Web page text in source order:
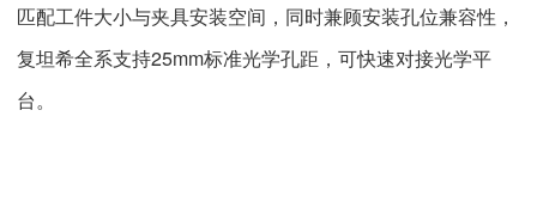
匹配工件大小与夹具安装空间，同时兼顾安装孔位兼容性，
复坦希全系支持25mm标准光学孔距，可快速对接光学平
台。